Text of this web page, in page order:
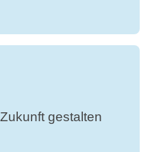
gestalten